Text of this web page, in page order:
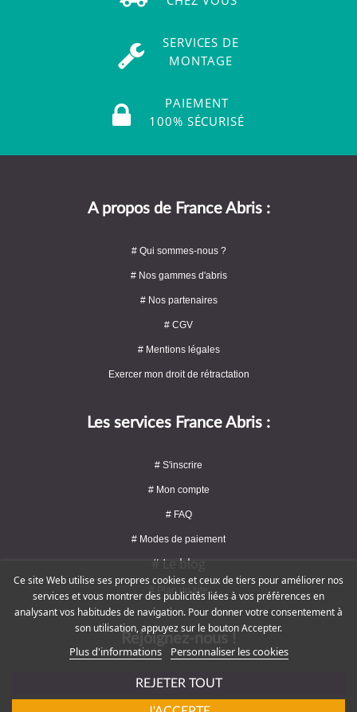
SERVICES DE
MONTAGE
PAIEMENT
100% SÉCURISÉ
A propos de France Abris :
# Qui sommes-nous ?
# Nos gammes d'abris
# Nos partenaires
# CGV
# Mentions légales
Exercer mon droit de rétractation
Les services France Abris :
# S'inscrire
# Mon compte
# FAQ
# Modes de paiement
# Le blog
# Plan du site
Rejoignez-nous !
Ce site Web utilise ses propres cookies et ceux de tiers pour améliorer nos
services et vous montrer des publicités liées à vos préférences en
analysant vos habitudes de navigation. Pour donner votre consentement à
son utilisation, appuyez sur le bouton Accepter.
Plus d'informations Personnaliser les cookies
REJETER TOUT